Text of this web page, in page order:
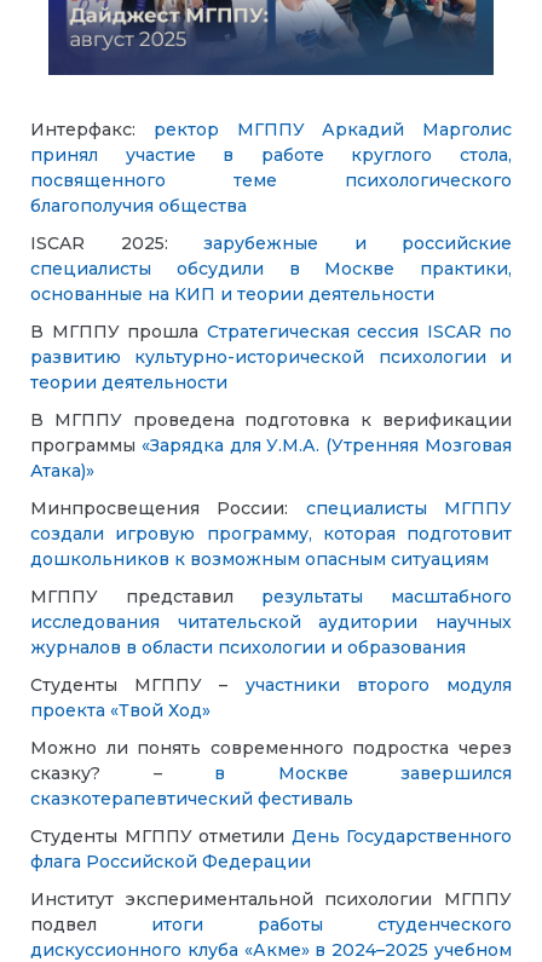
Интерфакс: ректор МГППУ Аркадий Марголис
принял участие в работе круглого стола,
посвященного теме психологического
благополучия общества
ISCAR 2025: зарубежные и российские
специалисты обсудили в Москве практики,
основанные на КИП и теории деятельности
В МГППУ прошла Стратегическая сессия ISCAR по
развитию культурно-исторической психологии и
теории деятельности
В МГППУ проведена подготовка к верификации
программы «Зарядка для У.М.А. (Утренняя Мозговая
Атака)»
Минпросвещения России: специалисты МГППУ
создали игровую программу, которая подготовит
дошкольников к возможным опасным ситуациям
МГППУ представил результаты масштабного
исследования читательской аудитории научных
журналов в области психологии и образования
Студенты МГППУ – участники второго модуля
проекта «Твой Ход»
Можно ли понять современного подростка через
сказку? – в Москве завершился
сказкотерапевтический фестиваль
Студенты МГППУ отметили День Государственного
флага Российской Федерации
Институт экспериментальной психологии МГППУ
подвел итоги работы студенческого
дискуссионного клуба «Акме» в 2024–2025 учебном